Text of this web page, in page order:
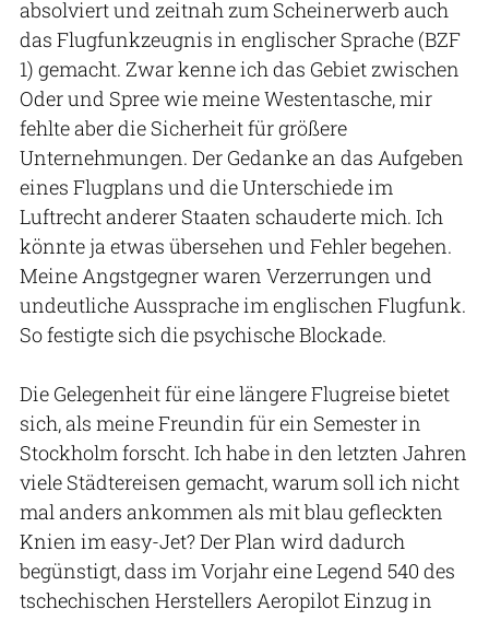
absolviert und zeitnah zum Scheinerwerb auch
das Flugfunkzeugnis in englischer Sprache (BZF
1) gemacht. Zwar kenne ich das Gebiet zwischen
Oder und Spree wie meine Westentasche, mir
fehlte aber die Sicherheit für größere
Unternehmungen. Der Gedanke an das Aufgeben
eines Flugplans und die Unterschiede im
Luftrecht anderer Staaten schauderte mich. Ich
könnte ja etwas übersehen und Fehler begehen.
Meine Angstgegner waren Verzerrungen und
undeutliche Aussprache im englischen Flugfunk.
So festigte sich die psychische Blockade.
Die Gelegenheit für eine längere Flugreise bietet
sich, als meine Freundin für ein Semester in
Stockholm forscht. Ich habe in den letzten Jahren
viele Städtereisen gemacht, warum soll ich nicht
mal anders ankommen als mit blau gefleckten
Knien im easy-Jet? Der Plan wird dadurch
begünstigt, dass im Vorjahr eine Legend 540 des
tschechischen Herstellers Aeropilot Einzug in